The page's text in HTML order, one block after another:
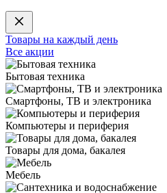
Товары на каждый день
Все акции
Бытовая техника
Смартфоны, ТВ и электроника
Компьютеры и периферия
Товары для дома, бакалея
Мебель